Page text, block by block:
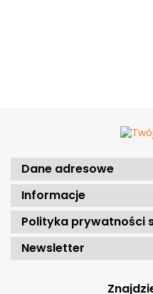
Dane adresowe
Informacje
Polityka prywatności
Newsletter